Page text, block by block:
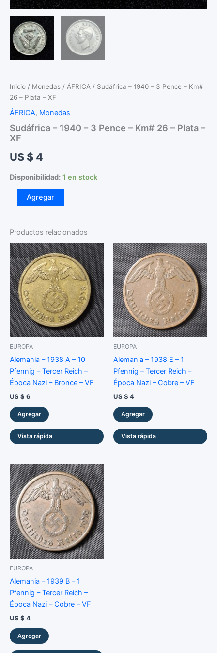
Inicio / Monedas / ÁFRICA / Sudáfrica – 1940 – 3 Pence – Km#
26 – Plata – XF
ÁFRICA, Monedas
Sudáfrica – 1940 – 3 Pence – Km# 26 – Plata –
XF
US $ 4
Disponibilidad: 1 en stock
Sudáfrica
3
Pence
–
Km#
26
–
Plata
–
XF
cantidad
Agregar
Productos relacionados
EUROPA
Alemania – 1938 A – 10
Pfennig – Tercer Reich –
Época Nazi – Bronce – VF
US $ 6
Agregar
Vista rápida
EUROPA
Alemania – 1938 E – 1
Pfennig – Tercer Reich –
Época Nazi – Cobre – VF
US $ 4
Agregar
Vista rápida
EUROPA
Alemania – 1939 B – 1
Pfennig – Tercer Reich –
Época Nazi – Cobre – VF
US $ 4
Agregar